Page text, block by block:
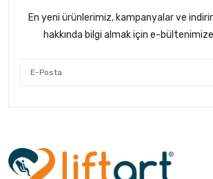
En yeni ürünlerimiz, kampanyalar ve
hakkında bilgi almak için e-